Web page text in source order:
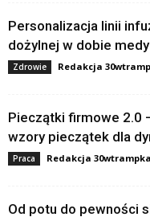
Personalizacja linii
dożylnej w dobie
Zdrowie Redakcja
Pieczątki firmowe 2.0
wzory pieczątek dla
Praca Redakcja
Od potu do pewności